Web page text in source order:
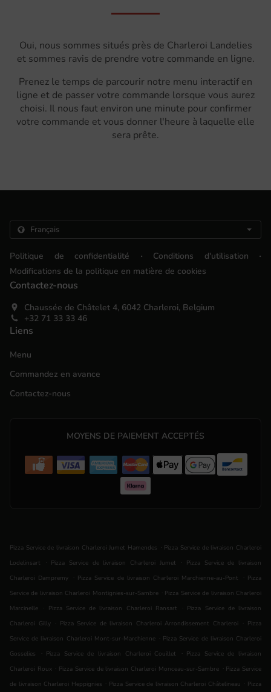
Oui, nous sommes situés près de Charleroi Landelies
et sommes ravis de prendre votre commande en ligne.
Prenez le temps de parcourir notre menu interactif en
ligne et de passer votre commande lorsque vous aurez
choisi. Il nous faut environ une minute pour confirmer
votre commande et vous donner l'heure à laquelle elle
sera prête.
Politique de confidentialité . Conditions d'utilisation .
Modifications de la politique en matière de cookies
Contactez-nous
Chaussée de Châtelet 4, 6042 Charleroi, Belgium
+32 71 33 33 46
Liens
Menu
Commandez en avance
Contactez-nous
MOYENS DE PAIEMENT ACCEPTÉS
Pizza Service de livraison Charleroi Jumet Hamendes . Pizza Service de livraison Charleroi
Lodelinsart
. Pizza Service de livraison Charleroi Jumet . Pizza Service de livraison
Charleroi Dampremy
. Pizza Service de livraison Charleroi Marchienne-au-Pont . Pizza
Service de livraison Charleroi Montignies-sur-Sambre . Pizza Service de livraison Charleroi
Marcinelle
. Pizza Service de livraison Charleroi Ransart . Pizza Service de livraison
Charleroi Gilly
. Pizza Service de livraison Charleroi Arrondissement Charleroi . Pizza
Service de livraison Charleroi Mont-sur-Marchienne . Pizza Service de livraison Charleroi
Gosselies
. Pizza Service de livraison Charleroi Couillet . Pizza Service de livraison
Charleroi Roux . Pizza Service de livraison Charleroi Monceau-sur-Sambre . Pizza Service
de livraison Charleroi Heppignies . Pizza Service de livraison Charleroi Châtelineau . Pizza